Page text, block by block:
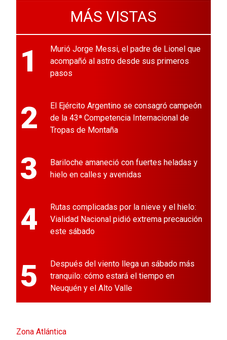
MÁS VISTAS
1
Murió Jorge Messi, el padre de Lionel que
acompañó al astro desde sus primeros
pasos
2
El Ejército Argentino se consagró campeón
de la 43ª Competencia Internacional de
Tropas de Montaña
3
Bariloche amaneció con fuertes heladas y
hielo en calles y avenidas
4
Rutas complicadas por la nieve y el hielo:
Vialidad Nacional pidió extrema precaución
este sábado
5
Después del viento llega un sábado más
tranquilo: cómo estará el tiempo en
Neuquén y el Alto Valle
Zona Atlántica